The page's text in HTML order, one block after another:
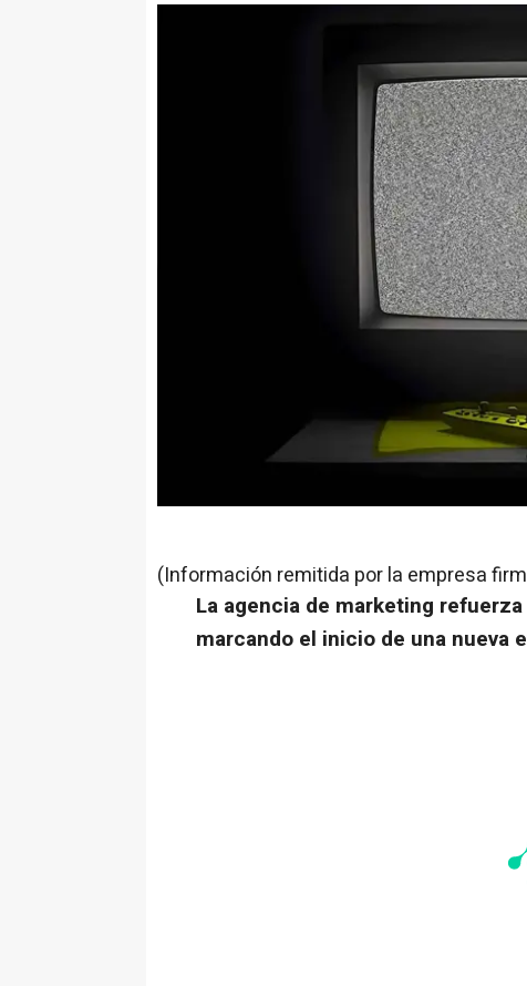
(Información remitida por la empresa
La agencia de marketing
marcando el inicio de una nueva